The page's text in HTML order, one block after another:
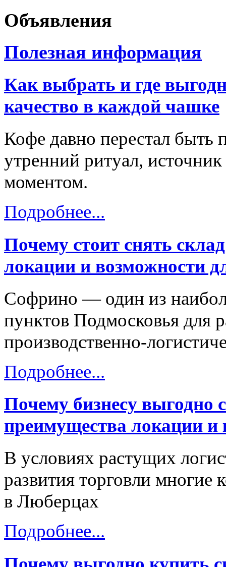
Объявления
Полезная информация
Как выбрать и где
качество в каждой чашке
Кофе давно перестал
утренний ритуал,
моментом.
Подробнее...
Почему стоит снять
локации и возможности
Софрино — один из
пунктов Подмосковья для
производственно-
Подробнее...
Почему бизнесу выгодно
преимущества локации
В условиях растущих
развития торговли многие
в Люберцах
Подробнее...